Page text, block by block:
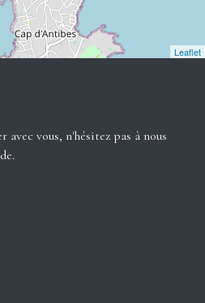
Leaflet
avec vous, n'hésitez pas à nous